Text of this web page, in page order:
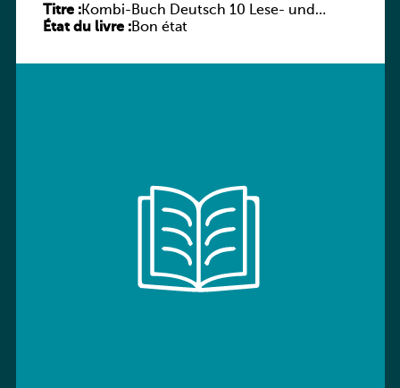
Titre :Kombi-Buch Deutsch 10 Lese- und
Sprachbuch
État du livre :Bon état